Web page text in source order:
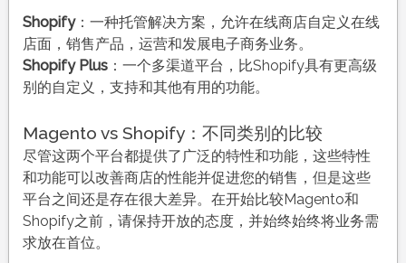
Shopify：一种托管解决方案，允许在线商店自定义在线
店面，销售产品，运营和发展电子商务业务。
Shopify Plus：一个多渠道平台，比Shopify具有更高级
别的自定义，支持和其他有用的功能。
Magento vs Shopify：不同类别的比较
尽管这两个平台都提供了广泛的特性和功能，这些特性
和功能可以改善商店的性能并促进您的销售，但是这些
平台之间还是存在很大差异。在开始比较Magento和
Shopify之前，请保持开放的态度，并始终始终将业务需
求放在首位。